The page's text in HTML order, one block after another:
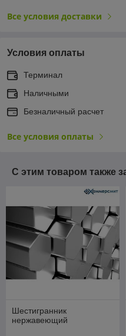
Все условия доставки
Условия оплаты
Терминал
Наличными
Безналичный расчет
Все условия оплаты
С этим товаром также
Шестигранник
нержавеющий